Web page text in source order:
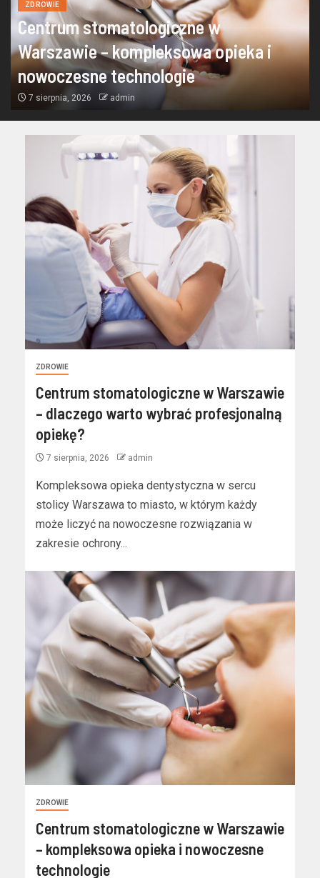
ZDROWIE
Centrum stomatologiczne w
Warszawie – kompleksowa opieka i
nowoczesne technologie
7 sierpnia, 2026 admin
ZDROWIE
Centrum stomatologiczne w Warszawie
– dlaczego warto wybrać profesjonalną
opiekę?
7 sierpnia, 2026 admin
Kompleksowa opieka dentystyczna w sercu
stolicy Warszawa to miasto, w którym każdy
może liczyć na nowoczesne rozwiązania w
zakresie ochrony...
ZDROWIE
Centrum stomatologiczne w Warszawie
– kompleksowa opieka i nowoczesne
technologie